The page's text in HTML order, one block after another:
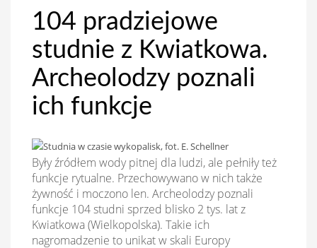
104 pradziejowe
studnie z Kwiatkowa.
Archeolodzy poznali
ich funkcje
Były źródłem wody pitnej dla ludzi, ale pełniły też
funkcje rytualne. Przechowywano w nich także
żywność i moczono len. Archeolodzy poznali
funkcje 104 studni sprzed blisko 2 tys. lat z
Kwiatkowa (Wielkopolska). Takie ich
nagromadzenie to unikat w skali Europy